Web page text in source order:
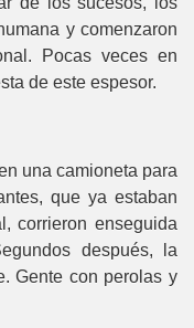
y comenzaron
Pocas veces en
de este espesor.
una camioneta para
que ya estaban
corrieron enseguida
después, la
Gente con perolas y